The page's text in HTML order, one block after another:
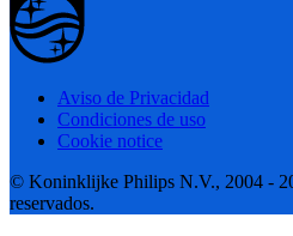
Aviso de Privacidad
Condiciones de uso
Cookie notice
© Koninklijke Philips N.V., 2004 -
reservados.